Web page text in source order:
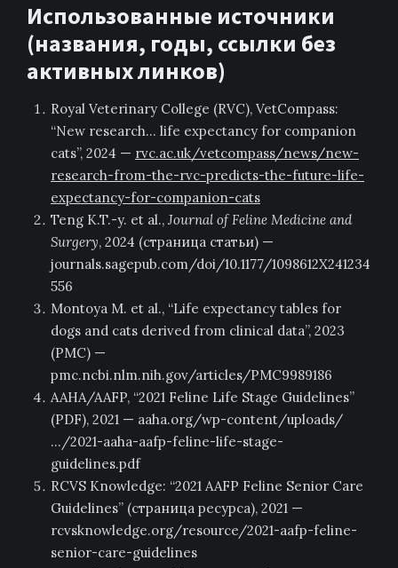
Использованные источники
(названия, годы, ссылки без
активных линков)
Royal Veterinary College (RVC), VetCompass:
“New research… life expectancy for companion
cats”, 2024 — rvc.ac.uk/vetcompass/news/new-
research-from-the-rvc-predicts-the-future-life-
expectancy-for-companion-cats
Teng K.T.-y. et al., Journal of Feline Medicine and
Surgery, 2024 (страница статьи) —
journals.sagepub.com/doi/10.1177/1098612X241234
556
Montoya M. et al., “Life expectancy tables for
dogs and cats derived from clinical data”, 2023
(PMC) —
pmc.ncbi.nlm.nih.gov/articles/PMC9989186
AAHA/AAFP, “2021 Feline Life Stage Guidelines”
(PDF), 2021 — aaha.org/wp-content/uploads/
…/2021-aaha-aafp-feline-life-stage-
guidelines.pdf
RCVS Knowledge: “2021 AAFP Feline Senior Care
Guidelines” (страница ресурса), 2021 —
rcvsknowledge.org/resource/2021-aafp-feline-
senior-care-guidelines